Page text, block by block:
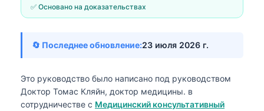
✅ Основано на доказательствах
🔄 Последнее обновление:23 июля 2026 г.
Это руководство было написано под руководством
Доктор Томас Кляйн, доктор медицины. в
сотрудничестве с Медицинский консультативный